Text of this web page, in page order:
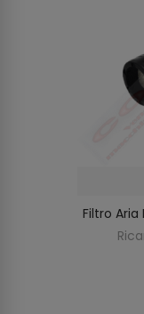
Filtro